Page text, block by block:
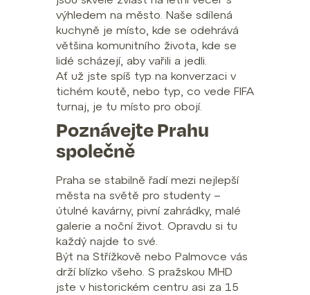
výhledem na město. Naše sdílená
kuchyně je místo, kde se odehrává
většina komunitního života, kde se
lidé scházejí, aby vařili a jedli.
Ať už jste spíš typ na konverzaci v
tichém koutě, nebo typ, co vede FIFA
turnaj, je tu místo pro obojí.
Poznávejte Prahu
společně
Praha se stabilně řadí mezi nejlepší
města na světě pro studenty –
útulné kavárny, pivní zahrádky, malé
galerie a noční život. Opravdu si tu
každý najde to své.
Být na Střížkově nebo Palmovce vás
drží blízko všeho. S pražskou MHD
jste v historickém centru asi za 15